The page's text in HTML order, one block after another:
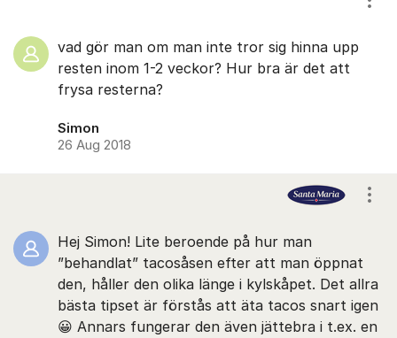
vad gör man om man inte tror sig hinna upp
resten inom 1-2 veckor? Hur bra är det att
frysa resterna?
Simon
26 Aug 2018
Hej Simon! Lite beroende på hur man
”behandlat” tacosåsen efter att man öppnat
den, håller den olika länge i kylskåpet. Det allra
bästa tipset är förstås att äta tacos snart igen
😀 Annars fungerar den även jättebra i t.ex. en